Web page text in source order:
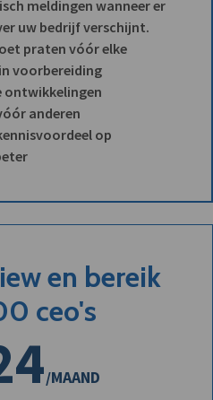
meldingen wanneer er
uw bedrijf verschijnt.
praten vóór elke
voorbereiding
ontwikkelingen
anderen
op
en bereik
ceo's
/MAAND